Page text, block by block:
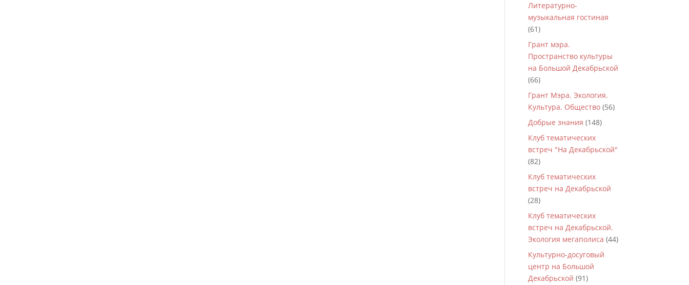
Литературно-
музыкальная гостиная
(61)
Грант мэра.
Пространство культуры
на Большой Декабрьской
(66)
Грант Мэра. Экология.
Культура. Общество (56)
Добрые знания (148)
Клуб тематических
встреч "На Декабрьской"
(82)
Клуб тематических
встреч на Декабрьской
(28)
Клуб тематических
встреч на Декабрьской.
Экология мегаполиса (44)
Культурно-досуговый
центр на Большой
Декабрьской (91)